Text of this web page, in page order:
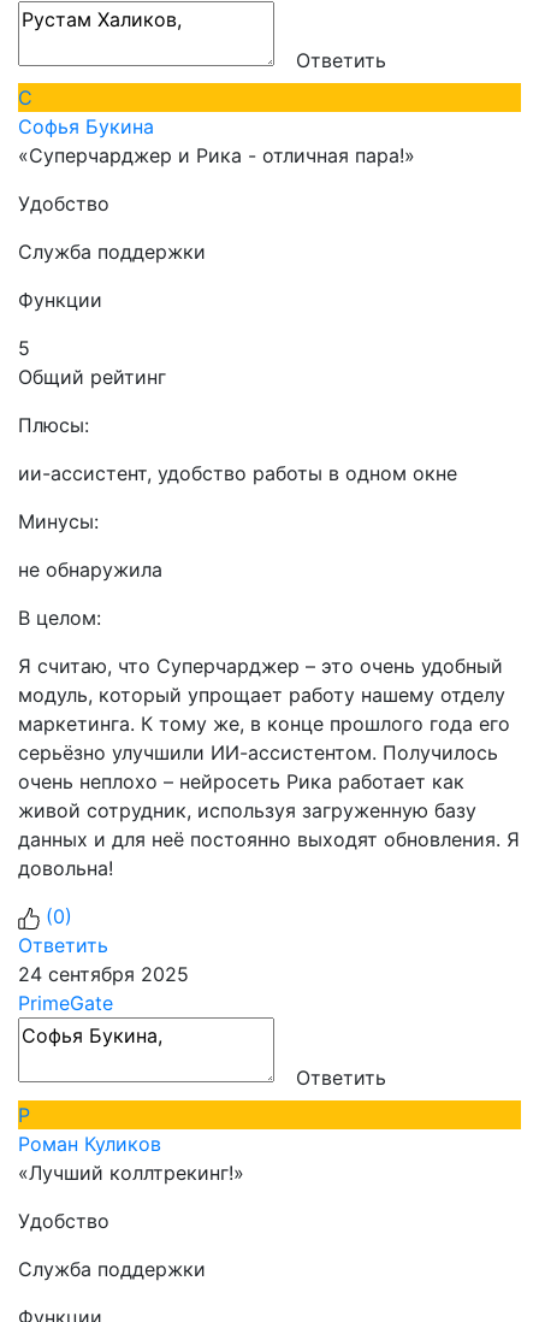
Ответить
С
Софья Букина
«Суперчарджер и Рика - отличная пара!»
Удобство
Служба поддержки
Функции
5
Общий рейтинг
Плюсы:
ии-ассистент, удобство работы в одном окне
Минусы:
не обнаружила
В целом:
Я считаю, что Суперчарджер – это очень удобный
модуль, который упрощает работу нашему отделу
маркетинга. К тому же, в конце прошлого года его
серьёзно улучшили ИИ-ассистентом. Получилось
очень неплохо – нейросеть Рика работает как
живой сотрудник, используя загруженную базу
данных и для неё постоянно выходят обновления. Я
довольна!
(0)
Ответить
24 сентября 2025
PrimeGate
Ответить
Р
Роман Куликов
«Лучший коллтрекинг!»
Удобство
Служба поддержки
Функции